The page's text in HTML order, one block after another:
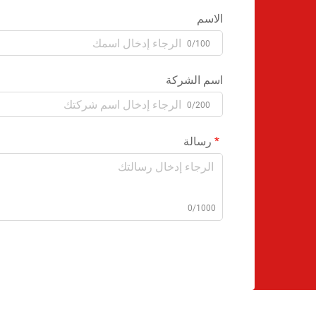
الاسم
0/100
اسم الشركة
0/200
رسالة
0/1000